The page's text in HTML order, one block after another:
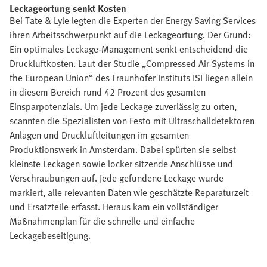
Leckageortung senkt Kosten
Bei Tate & Lyle legten die Experten der Energy Saving Services
ihren Arbeitsschwerpunkt auf die Leckageortung. Der Grund:
Ein optimales Leckage-Management senkt entscheidend die
Druckluftkosten. Laut der Studie „Compressed Air Systems in
the European Union“ des Fraunhofer Instituts ISI liegen allein
in diesem Bereich rund 42 Prozent des gesamten
Einsparpotenzials. Um jede Leckage zuverlässig zu orten,
scannten die Spezialisten von Festo mit Ultraschalldetektoren
Anlagen und Druckluftleitungen im gesamten
Produktionswerk in Amsterdam. Dabei spürten sie selbst
kleinste Leckagen sowie locker sitzende Anschlüsse und
Verschraubungen auf. Jede gefundene Leckage wurde
markiert, alle relevanten Daten wie geschätzte Reparaturzeit
und Ersatzteile erfasst. Heraus kam ein vollständiger
Maßnahmenplan für die schnelle und einfache
Leckagebeseitigung.